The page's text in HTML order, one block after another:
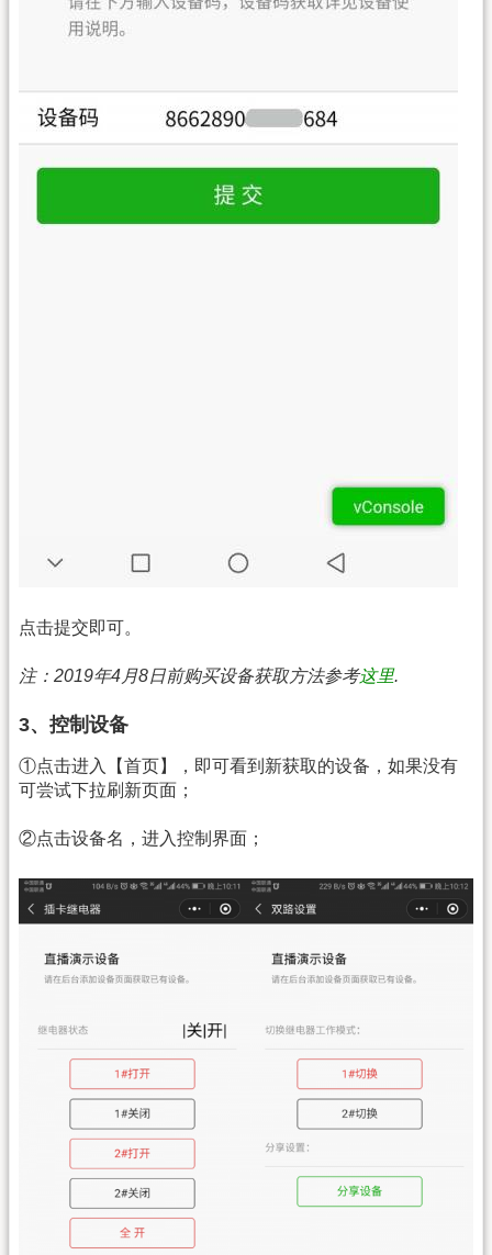
点击提交即可。
注：2019年4月8日前购买设备获取方法参考这里.
3、控制设备
①点击进入【首页】，即可看到新获取的设备，如果没有
可尝试下拉刷新页面；
②点击设备名，进入控制界面；